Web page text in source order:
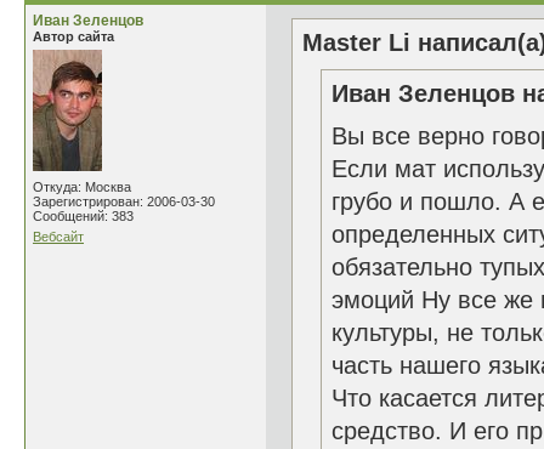
Иван Зеленцов
Автор сайта
Откуда: Москва
Зарегистрирован: 2006-03-30
Сообщений: 383
Вебсайт
Master Li
Иван Зеленцов
Вы все верно
Если мат
грубо и пошло. А
определенных
обязательно
эмоций Ну все же
культуры, не
часть нашего
Что касается
средство. И его